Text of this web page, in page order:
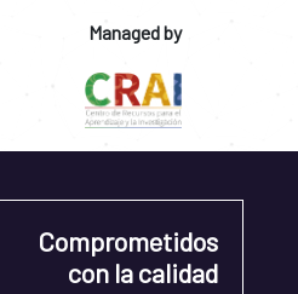
Managed by
Comprometidos
con la calidad